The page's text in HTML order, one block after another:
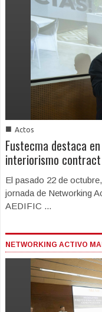
■ Actos
Fustecma destaca
interiorismo contract
El pasado 22 de
jornada de Networking
AEDIFIC ...
NETWORKING ACTIVO